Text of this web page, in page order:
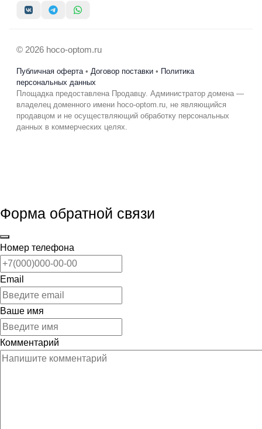
© 2026 hoco-optom.ru
Публичная оферта• Договор поставки • Политика
персональных данных
Площадка предоставлена Продавцу. Администратор домена —
владелец доменного имени hoco-optom.ru, не являющийся
продавцом и не осуществляющий обработку персональных
данных в коммерческих целях.
Форма обратной связи
Номер телефона
Email
Ваше имя
Комментарий